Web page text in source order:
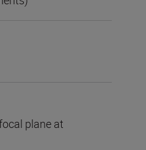
plane at